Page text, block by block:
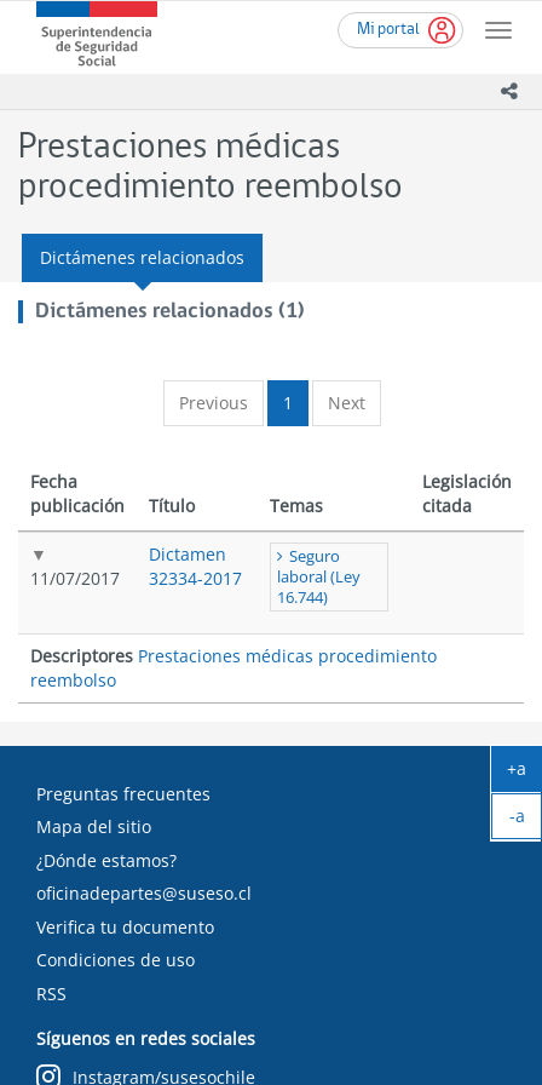
contenido
Mi portal
Toggle
Superintendencia
de
(SUSESO)
-
Gobierno
de
Prestaciones médicas
procedimiento reembolso
Dictámenes relacionados
Dictámenes relacionados (1)
Previous 1 Next
Fecha
publicación
Título Temas
Legislación
citada
11/07/2017
Dictamen
32334-2017
Seguro
laboral (Ley
16.744)
Descriptores Prestaciones médicas procedimiento
reembolso
Preguntas frecuentes
Mapa del sitio
¿Dónde estamos?
oficinadepartes@suseso.cl
Verifica tu documento
Condiciones de uso
RSS
Síguenos en redes sociales
Instagram/susesochile
+a
-a